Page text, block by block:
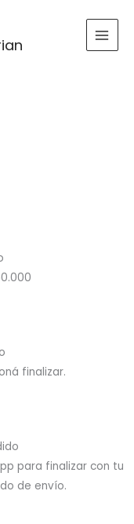
finalizar.
para finalizar con tu
de envío.